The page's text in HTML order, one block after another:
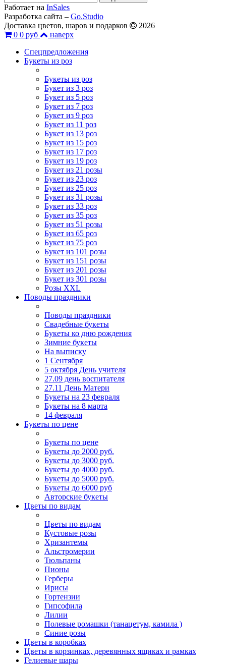
Работает на InSales
Разработка сайта – Go.Studio
Доставка цветов, шаров и подарков
2026
0 0 руб
наверх
Спецпредложения
Букеты из роз
Букеты из роз
Букет из 3 роз
Букет из 5 роз
Букет из 7 роз
Букет из 9 роз
Букет из 11 роз
Букет из 13 роз
Букет из 15 роз
Букет из 17 роз
Букет из 19 роз
Букет из 21 розы
Букет из 23 роз
Букет из 25 роз
Букет из 31 розы
Букет из 33 роз
Букет из 35 роз
Букет из 51 розы
Букет из 65 роз
Букет из 75 роз
Букет из 101 розы
Букет из 151 розы
Букет из 201 розы
Букет из 301 розы
Розы XXL
Поводы праздники
Поводы праздники
Свадебные букеты
Букеты ко дню рождения
Зимние букеты
На выписку
1 Сентября
5 октября День учителя
27.09 день воспитателя
27.11 День Матери
Букеты на 23 февраля
Букеты на 8 марта
14 февраля
Букеты по цене
Букеты по цене
Букеты до 2000 руб.
Букеты до 3000 руб.
Букеты до 4000 руб.
Букеты до 5000 руб.
Букеты до 6000 руб
Авторские букеты
Цветы по видам
Цветы по видам
Кустовые розы
Хризантемы
Альстромерии
Тюльпаны
Пионы
Герберы
Ирисы
Гортензии
Гипсофила
Лилии
Полевые ромашки (танацетум, камила )
Синие розы
Цветы в коробках
Цветы в корзинках, деревянных ящиках и рамках
Гелиевые шары